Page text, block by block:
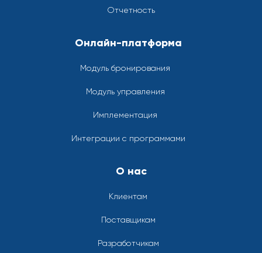
Отчетность
Онлайн-платформа
Модуль бронирования
Модуль управления
Имплементация
Интеграции с программами
О нас
Клиентам
Поставщикам
Разработчикам